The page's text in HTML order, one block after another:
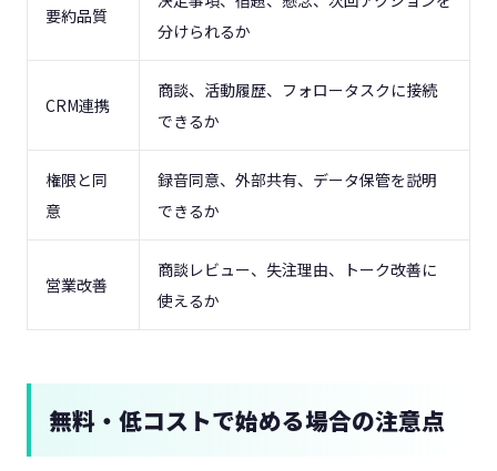
要約品質
分けられるか
CRM連携
商談、活動履歴、フォロータスクに接続
できるか
権限と同
意
録音同意、外部共有、データ保管を説明
できるか
営業改善
商談レビュー、失注理由、トーク改善に
使えるか
無料・低コストで始める場合の注意点